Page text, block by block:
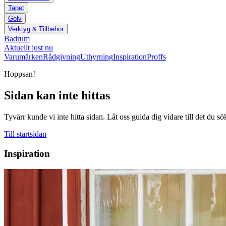
Tapet
Golv
Verktyg & Tillbehör
Badrum
Aktuellt just nu
VarumärkenRådgivningUthyrningInspirationProffs
Hoppsan!
Sidan kan inte hittas
Tyvärr kunde vi inte hitta sidan. Låt oss guida dig vidare till det du
Till startsidan
Inspiration